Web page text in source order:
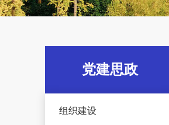
党建思政
组织建设